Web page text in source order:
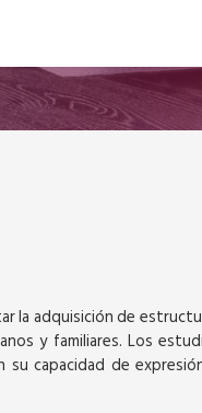
adquisición de
y familiares. Los
su capacidad de